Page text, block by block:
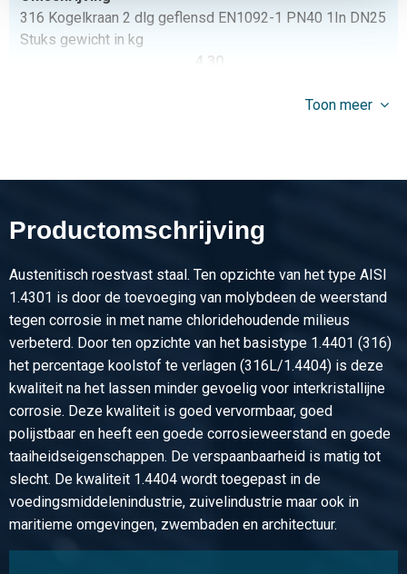
316 Kogelkraan 2 dlg geflensd EN1092-1 PN40 1In DN25
Stuks gewicht in kg
4,30
DN32
6,20
Bruto prijs
Selecteer
Artikelnummer
2440-0820-112
Omschrijving
316 Kogelkraan 2 dlg geflensd EN1092-1 PN40 1 1/2In
DN40
Stuks gewicht in kg
8,10
Bruto prijs
Toon meer
Productomschrijving
Austenitisch roestvast staal. Ten opzichte van het type AISI
1.4301 is door de toevoeging van molybdeen de weerstand
tegen corrosie in met name chloridehoudende milieus
verbeterd. Door ten opzichte van het basistype 1.4401 (316)
het percentage koolstof te verlagen (316L/1.4404) is deze
kwaliteit na het lassen minder gevoelig voor interkristallijne
corrosie. Deze kwaliteit is goed vervormbaar, goed
polijstbaar en heeft een goede corrosieweerstand en goede
taaiheidseigenschappen. De verspaanbaarheid is matig tot
slecht. De kwaliteit 1.4404 wordt toegepast in de
voedingsmiddelenindustrie, zuivelindustrie maar ook in
maritieme omgevingen, zwembaden en architectuur.